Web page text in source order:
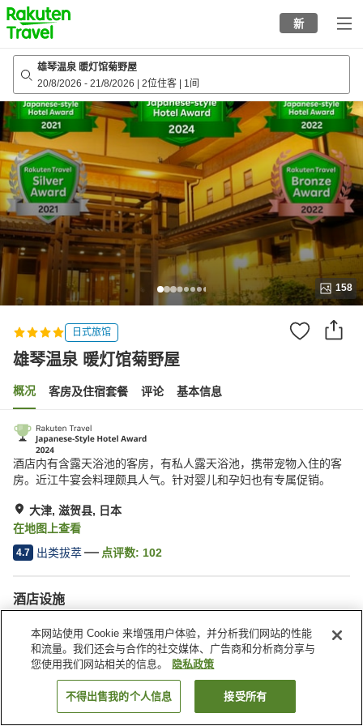
to
top
page
新
雄琴温泉 暖灯馆菊野屋
20/8/2026 - 21/8/2026 2位住客 1间
158
日式旅馆
雄琴温泉 暖灯馆菊野屋
概况 客房及住宿套餐 评论 基本信息
酒店内有含露天浴池的客房，有私人露天浴池，携带宠物入住的客
房。近江牛宴会料理颇具人气。针对婴儿和孕妇也有专属促销。
大津, 滋贺县, 日本
在地图上查看
4.7 出类拔萃 点评数: 102
酒店设施
休息室
咖啡厅
日本 滋贺县 大津 雄琴温泉 暖灯馆菊野屋
搜索客房
本网站使用 Cookie 来增强用户体验，并分析我们网站的性能
和流量。我们还会与合作的社交媒体、广告商和分析商分享与
您使用我们网站相关的信息。
隐私政策
不得出售我的个人信息 接受所有